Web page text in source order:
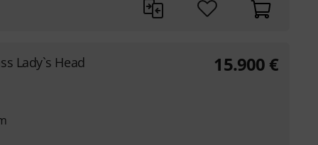
Lady`s Head 15.900 €